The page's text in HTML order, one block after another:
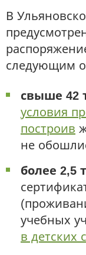
В
следующим
свыше 42
условия
построив
не
более 2,5
учебных
в детских